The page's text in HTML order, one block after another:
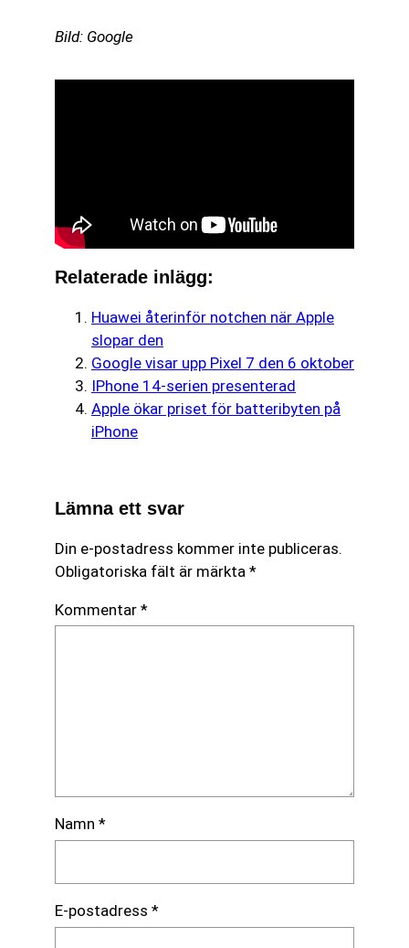
Bild: Google
Relaterade inlägg:
Huawei återinför notchen när Apple
slopar den
Google visar upp Pixel 7 den 6 oktober
IPhone 14-serien presenterad
Apple ökar priset för batteribyten på
iPhone
Lämna ett svar
Din e-postadress kommer inte publiceras.
Obligatoriska fält är märkta *
Kommentar *
Namn *
E-postadress *